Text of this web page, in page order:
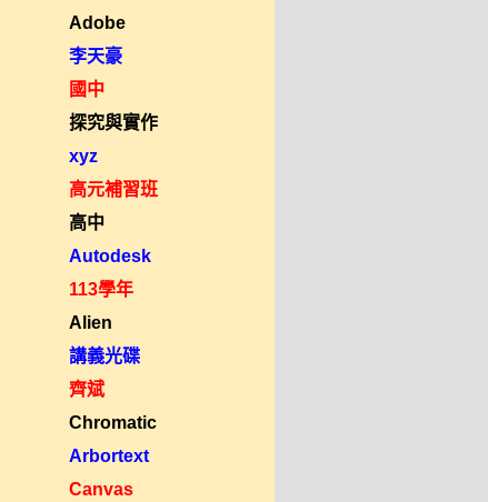
Adobe
李天豪
國中
探究與實作
xyz
高元補習班
高中
Autodesk
113學年
Alien
講義光碟
齊斌
Chromatic
Arbortext
Canvas